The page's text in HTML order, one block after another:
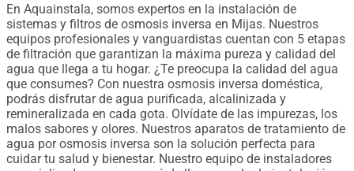
En Aquainstala, somos expertos en la instalación de
sistemas y filtros de osmosis inversa en Mijas. Nuestros
equipos profesionales y vanguardistas cuentan con 5 etapas
de filtración que garantizan la máxima pureza y calidad del
agua que llega a tu hogar. ¿Te preocupa la calidad del agua
que consumes? Con nuestra osmosis inversa doméstica,
podrás disfrutar de agua purificada, alcalinizada y
remineralizada en cada gota. Olvídate de las impurezas, los
malos sabores y olores. Nuestros aparatos de tratamiento de
agua por osmosis inversa son la solución perfecta para
cuidar tu salud y bienestar. Nuestro equipo de instaladores